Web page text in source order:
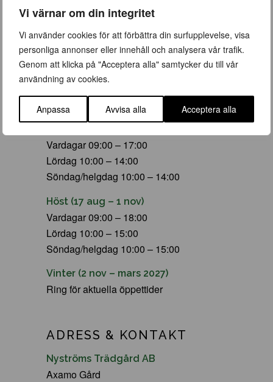
Vi värnar om din integritet
Vi använder cookies för att förbättra din surfupplevelse, visa
personliga annonser eller innehåll och analysera vår trafik.
Genom att klicka på "Acceptera alla" samtycker du till vår
användning av cookies.
Anpassa Avvisa alla Acceptera alla
ÖPPETTIDER
Vår (23 mars – 28 juni)
Vardagar 09:00 – 19:00
Lördag 10:00 – 16:00
Söndag/helgdag 10:00 – 16:00
Vardagar 09:00 – 17:00
Lördag 10:00 – 14:00
Söndag/helgdag 10:00 – 14:00
Höst (17 aug – 1 nov)
Vardagar 09:00 – 18:00
Lördag 10:00 – 15:00
Söndag/helgdag 10:00 – 15:00
Vinter (2 nov – mars 2027)
Ring för aktuella öppettider
ADRESS & KONTAKT
Nyströms Trädgård AB
Axamo Gård